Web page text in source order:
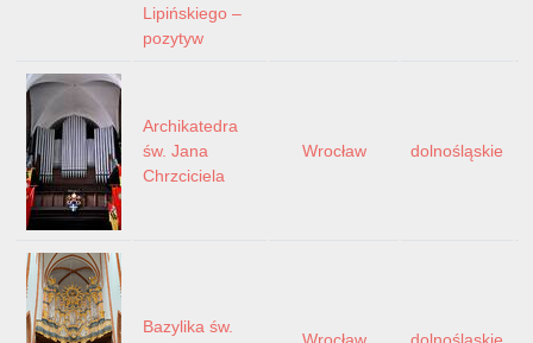
Lipińskiego –
pozytyw
Archikatedra
św. Jana
Chrzciciela
Wrocław dolnośląskie
Bazylika św.
Wrocław dolnośląskie